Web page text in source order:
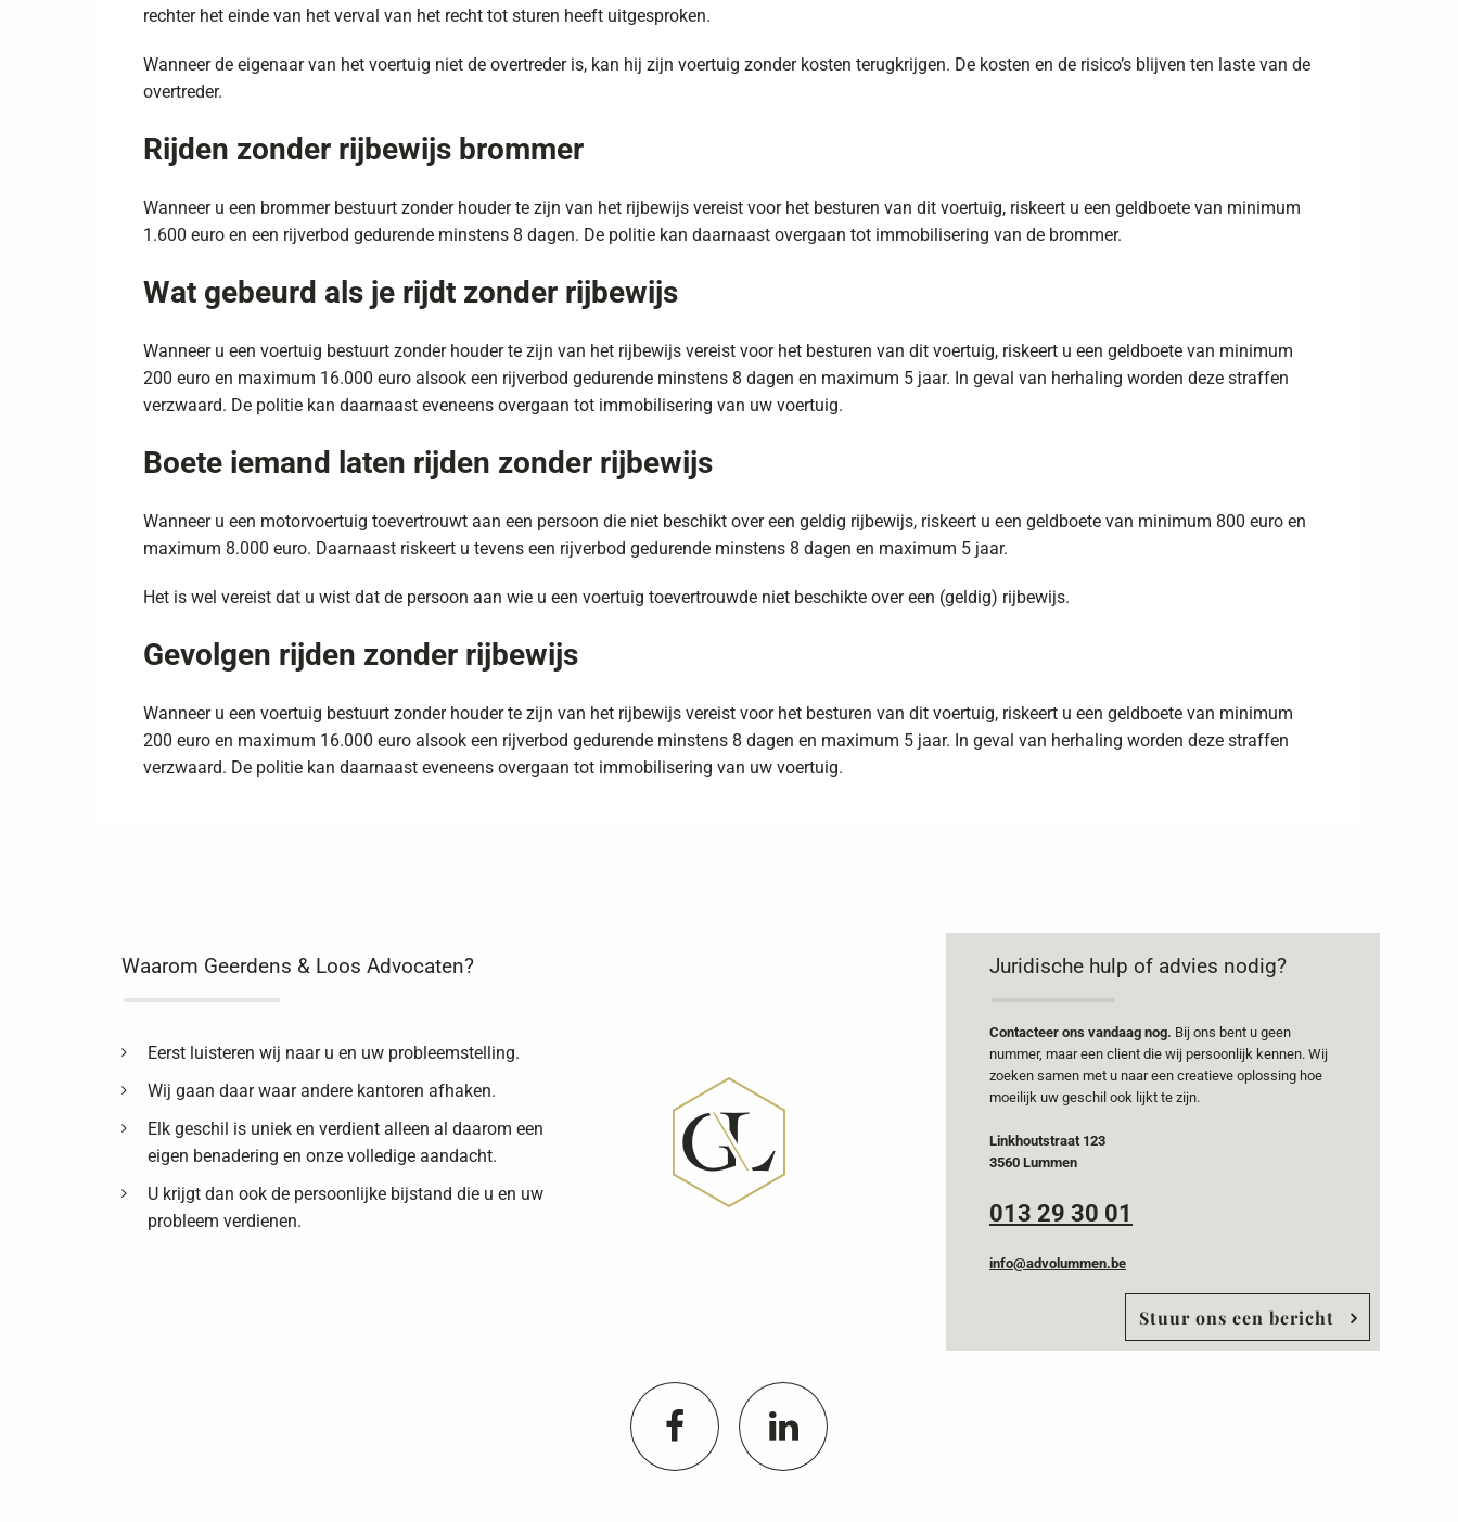
rechter het einde van het verval van het recht tot sturen heeft uitgesproken.
Wanneer de eigenaar van het voertuig niet de overtreder is, kan hij zijn voertuig zonder kosten terugkrijgen. De kosten en de risico’s blijven ten laste van de
overtreder.
Rijden zonder rijbewijs brommer
Wanneer u een brommer bestuurt zonder houder te zijn van het rijbewijs vereist voor het besturen van dit voertuig, riskeert u een geldboete van minimum
1.600 euro en een rijverbod gedurende minstens 8 dagen. De politie kan daarnaast overgaan tot immobilisering van de brommer.
Wat gebeurd als je rijdt zonder rijbewijs
Wanneer u een voertuig bestuurt zonder houder te zijn van het rijbewijs vereist voor het besturen van dit voertuig, riskeert u een geldboete van minimum
200 euro en maximum 16.000 euro alsook een rijverbod gedurende minstens 8 dagen en maximum 5 jaar. In geval van herhaling worden deze straffen
verzwaard. De politie kan daarnaast eveneens overgaan tot immobilisering van uw voertuig.
Boete iemand laten rijden zonder rijbewijs
Wanneer u een motorvoertuig toevertrouwt aan een persoon die niet beschikt over een geldig rijbewijs, riskeert u een geldboete van minimum 800 euro en
maximum 8.000 euro. Daarnaast riskeert u tevens een rijverbod gedurende minstens 8 dagen en maximum 5 jaar.
Het is wel vereist dat u wist dat de persoon aan wie u een voertuig toevertrouwde niet beschikte over een (geldig) rijbewijs.
Gevolgen rijden zonder rijbewijs
Wanneer u een voertuig bestuurt zonder houder te zijn van het rijbewijs vereist voor het besturen van dit voertuig, riskeert u een geldboete van minimum
200 euro en maximum 16.000 euro alsook een rijverbod gedurende minstens 8 dagen en maximum 5 jaar. In geval van herhaling worden deze straffen
verzwaard. De politie kan daarnaast eveneens overgaan tot immobilisering van uw voertuig.
Waarom Geerdens & Loos Advocaten?
Eerst luisteren wij naar u en uw probleemstelling.
Wij gaan daar waar andere kantoren afhaken.
Elk geschil is uniek en verdient alleen al daarom een
eigen benadering en onze volledige aandacht.
U krijgt dan ook de persoonlijke bijstand die u en uw
probleem verdienen.
Juridische hulp of advies nodig?
Contacteer ons vandaag nog. Bij ons bent u geen
nummer, maar een client die wij persoonlijk kennen. Wij
zoeken samen met u naar een creatieve oplossing hoe
moeilijk uw geschil ook lijkt te zijn.
Linkhoutstraat 123
3560 Lummen
013 29 30 01
info@advolummen.be
Stuur ons een bericht